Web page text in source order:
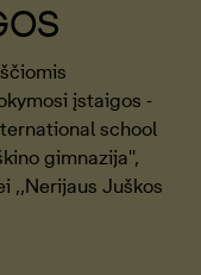
įstaigos -
school
gimnazija'',
,,Nerijaus Juškos